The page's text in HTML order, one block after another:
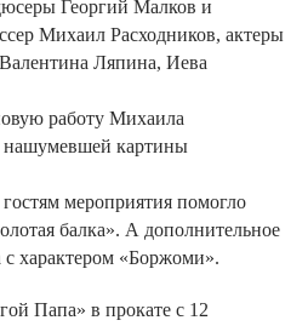
Георгий Малков и
Михаил Расходников, актеры
Ляпина, Иева
работу Михаила
нашумевшей картины
мероприятия помогло
балка». А дополнительное
с характером «Боржоми».
Папа» в прокате с 12